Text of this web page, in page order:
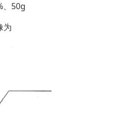
、50g
为